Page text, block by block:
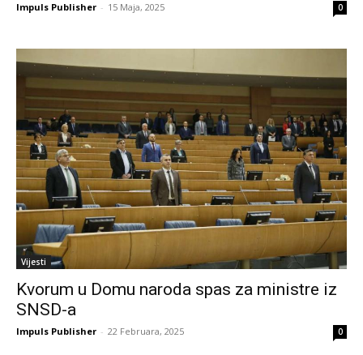
Impuls Publisher - 15 Maja, 2025 0
Vijesti
Kvorum u Domu naroda spas za ministre iz
SNSD-a
Impuls Publisher - 22 Februara, 2025 0